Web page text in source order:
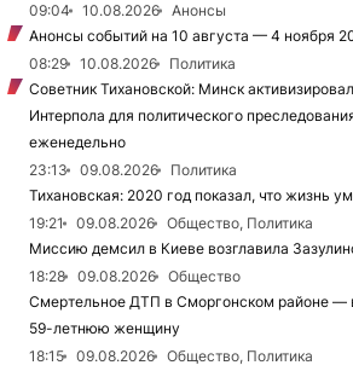
09:04
10.08.2026
Анонсы
Анонсы событий на 10 августа — 4 ноября
08:29
10.08.2026
Политика
Советник Тихановской: Минск
Интерпола для политического
еженедельно
23:13
09.08.2026
Политика
Тихановская: 2020 год показал, что жизнь
19:21
09.08.2026
Общество, Политика
Миссию демсил в Киеве возглавила
18:28
09.08.2026
Общество
Смертельное ДТП в Сморгонском районе —
59-летнюю женщину
18:15
09.08.2026
Общество, Политика